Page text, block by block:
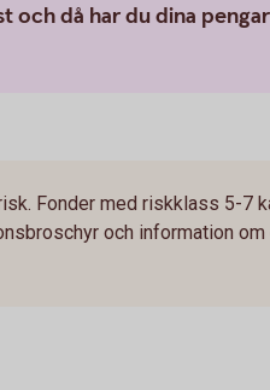
och då har du dina
Fonder med riskklass 5-7
och information om